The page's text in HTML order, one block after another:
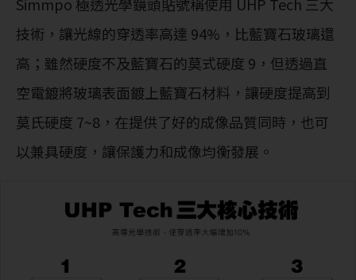
Simmpo 極透光學鏡頭貼號稱使用 UHP Tech 三大
技術，讓光線的穿透率高達 94%，比藍寶石玻璃還
高；雖然硬度不及藍寶石的莫式硬度 9，但透過直
空電鍍將玻璃表面鍍上藍寶石材料，讓硬度提高到
莫氏硬度 7~8，在提供了好的成像品質同時，也可
以兼具硬度，讓保護力和成像均衡發展。